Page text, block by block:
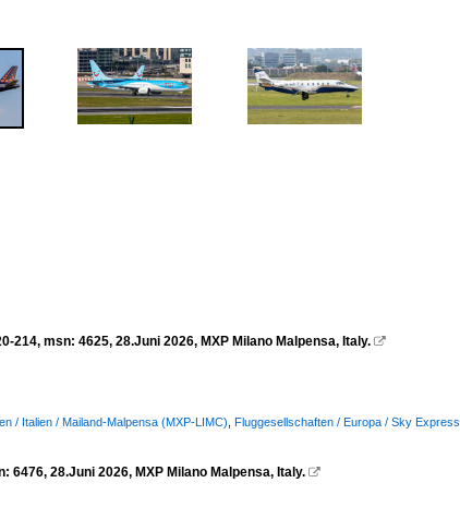
214, msn: 4625, 28.Juni 2026, MXP Milano Malpensa, Italy. 
/ Italien / Mailand-Malpensa (MXP-LIMC) Fluggesellschaften / Europa / Sky Express
6476, 28.Juni 2026, MXP Milano Malpensa, Italy. 